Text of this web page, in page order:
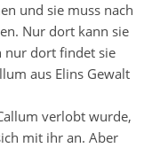
und sie muss nach
Nur dort kann sie
nur dort findet sie
aus Elins Gewalt
verlobt wurde,
mit ihr an. Aber